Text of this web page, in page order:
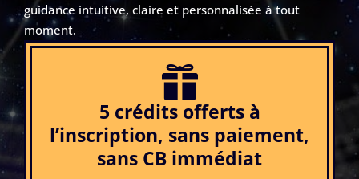
guidance intuitive, claire et personnalisée à tout
moment.

5 crédits offerts à
l’inscription, sans paiement,
sans CB immédiat